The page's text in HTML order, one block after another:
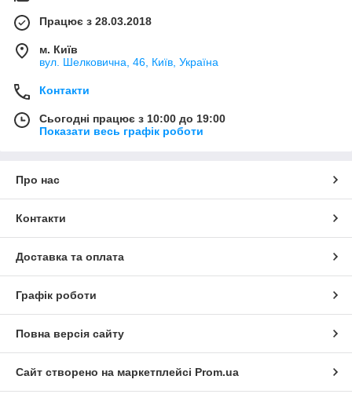
Працює з 28.03.2018
м. Київ
вул. Шелковична, 46, Київ, Україна
Контакти
Сьогодні працює з 10:00 до 19:00
Показати весь графік роботи
Про нас
Контакти
Доставка та оплата
Графік роботи
Повна версія сайту
Сайт створено на маркетплейсі Prom.ua